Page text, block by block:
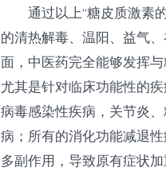
通过以上“糖皮质激素
的清热解毒、温阳、益气
面，中医药完全能够发挥
尤其是针对临床功能性的
病毒感染性疾病，关节炎
病；所有的消化功能减退
多副作用，导致原有症状